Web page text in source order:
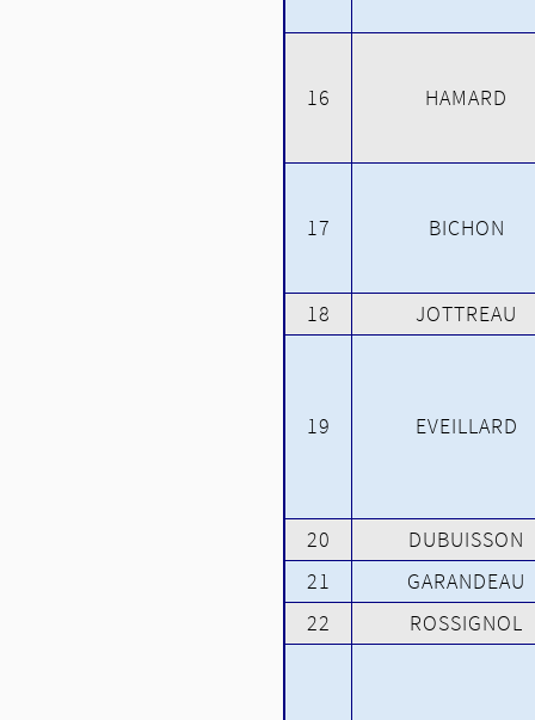
16 HAMARD
17 BICHON
18 JOTTREAU
19 EVEILLARD
20 DUBUISSON
21
GARANDEAU
22
ROSSIGNOL